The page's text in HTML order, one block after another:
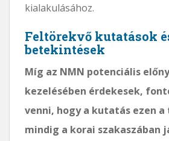
kialakulásához.
Feltörekvő kutatások
betekintések
Míg az NMN potenciális
kezelésében érdekesek,
venni, hogy a kutatás ezen
mindig a korai szakaszában